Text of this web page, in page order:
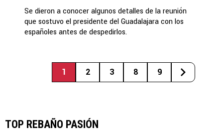
Se dieron a conocer algunos detalles de la reunión
que sostuvo el presidente del Guadalajara con los
españoles antes de despedirlos.
1 2 3 8 9
TOP REBAÑO PASIÓN